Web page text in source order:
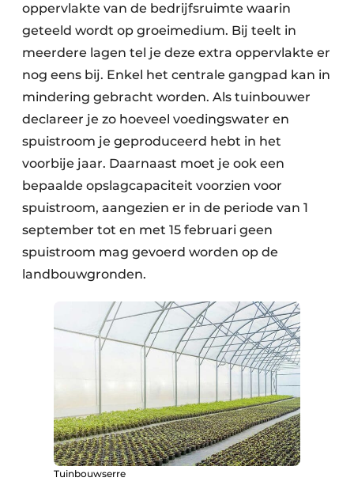
oppervlakte van de bedrijfsruimte waarin
geteeld wordt op groeimedium. Bij teelt in
meerdere lagen tel je deze extra oppervlakte er
nog eens bij. Enkel het centrale gangpad kan in
mindering gebracht worden. Als tuinbouwer
declareer je zo hoeveel voedingswater en
spuistroom je geproduceerd hebt in het
voorbije jaar. Daarnaast moet je ook een
bepaalde opslagcapaciteit voorzien voor
spuistroom, aangezien er in de periode van 1
september tot en met 15 februari geen
spuistroom mag gevoerd worden op de
landbouwgronden.
Tuinbouwserre